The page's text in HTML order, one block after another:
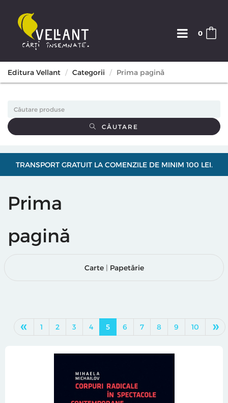
0
Editura Vellant Categorii Prima pagină
CĂUTARE
TRANSPORT GRATUIT LA COMENZILE DE MINIM 100 LEI.
Prima
pagină
Carte| Papetărie
« 1 2 3 4 5 6 7 8 9 10 »